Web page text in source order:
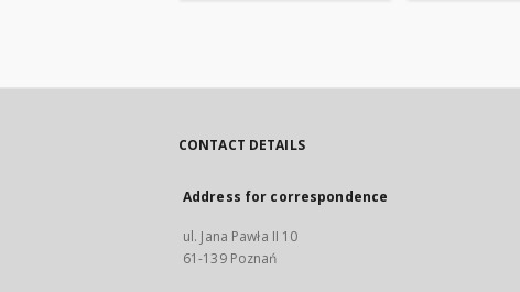
CONTACT DETAILS
Address for correspondence
ul. Jana Pawła II 10
61-139 Poznań